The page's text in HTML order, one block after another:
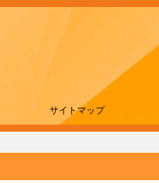
サイトマップ